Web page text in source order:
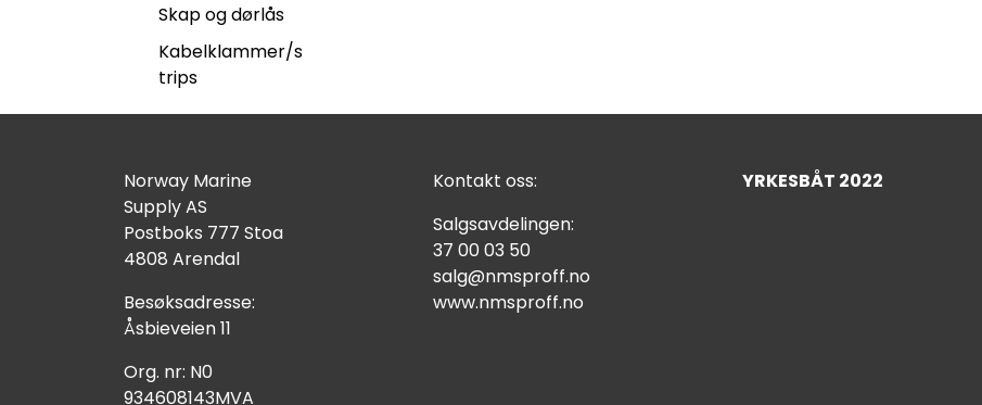
Skap og dørlås
Kabelklammer/s
trips
Norway Marine
Supply AS
Postboks 777 Stoa
4808 Arendal
Besøksadresse:
Åsbieveien 11
Org. nr: N0
934608143MVA
Kontakt oss:
Salgsavdelingen:
37 00 03 50
salg@nmsproff.no
www.nmsproff.no
YRKESBÅT 2022